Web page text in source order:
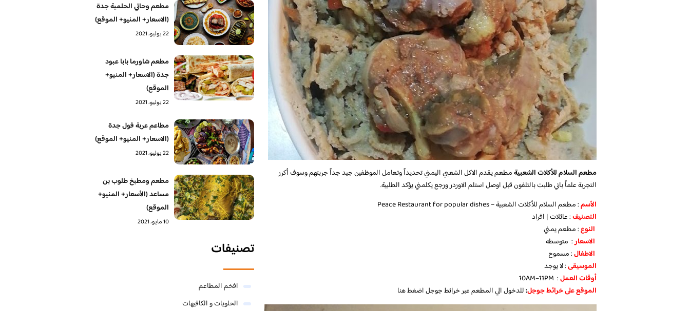
مطعم السلام للأكلات الشعبيةمطعم يقدم الاكل الشعبي اليمني تحديداً وتعامل الموظفين جيد جداً جربتهم وسوف أكرر
التجربة علماً باني طلبت بالتلفون قبل اوصل استلم الاوردر ورجع يكلمني يؤكد الطلبية.
الأسم: مطعم السلام للأكلات الشعبية – Peace Restaurant for popular dishes
التصنيف: عائلات | افراد
النوع: مطعم يمني
الاسعار: متوسطه
الاطفال: مسموح
الموسيقى: لا يوجد
أوقات العمل: 10AM–11PM
الموقع على خرائط جوجل:للدخول الي المطعم عبر خرائط جوجلاضغط هنا
مطعم وحاتي الحلمية جدة
(الاسعار+ المنيو+ الموقع)
22 يوليو، 2021
مطعم شاورما بابا عبود
جدة (الاسعار+ المنيو+
الموقع)
22 يوليو، 2021
مطاعم عربة فول جدة
(الاسعار+ المنيو+ الموقع)
22 يوليو، 2021
مطعم ومطبخ طلوب بن
مساعد (الأسعار+ المنيو+
الموقع)
10 مايو، 2021
تصنيفات
افخم المطاعم
الحلويات و الكافيهات ‎